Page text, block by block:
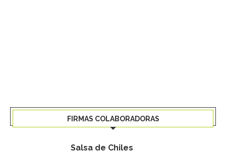
FIRMAS COLABORADORAS
Salsa de Chiles